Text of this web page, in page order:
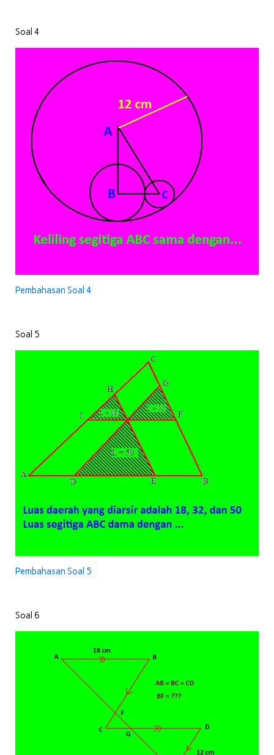
Soal 4
Pembahasan Soal 4
Soal 5
Pembahasan Soal 5
Soal 6